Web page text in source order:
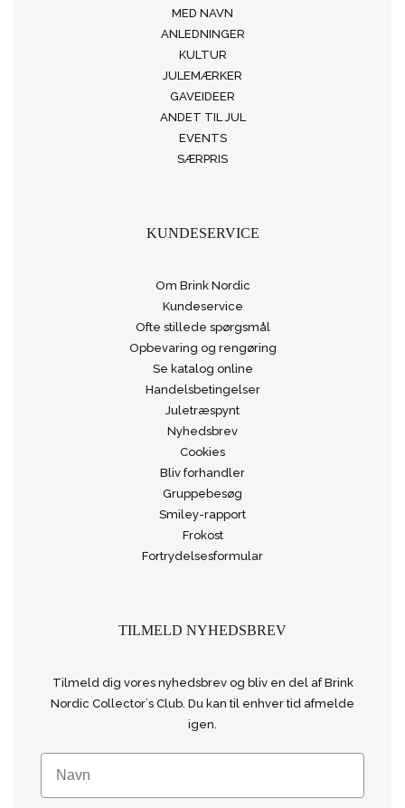
MED NAVN
ANLEDNINGER
KULTUR
JULEMÆRKER
GAVEIDEER
ANDET TIL JUL
EVENTS
SÆRPRIS
KUNDESERVICE
Om Brink Nordic
Kundeservice
Ofte stillede spørgsmål
Opbevaring og rengøring
Se katalog online
Handelsbetingelser
Juletræspynt
Nyhedsbrev
Cookies
Bliv forhandler
Gruppebesøg
Smiley-rapport
Frokost
Fortrydelsesformular
TILMELD NYHEDSBREV
Tilmeld dig vores nyhedsbrev og bliv en del af Brink
Nordic Collector´s Club. Du kan til enhver tid afmelde
igen.